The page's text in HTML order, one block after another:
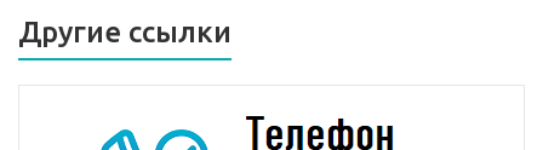
Другие ссылки